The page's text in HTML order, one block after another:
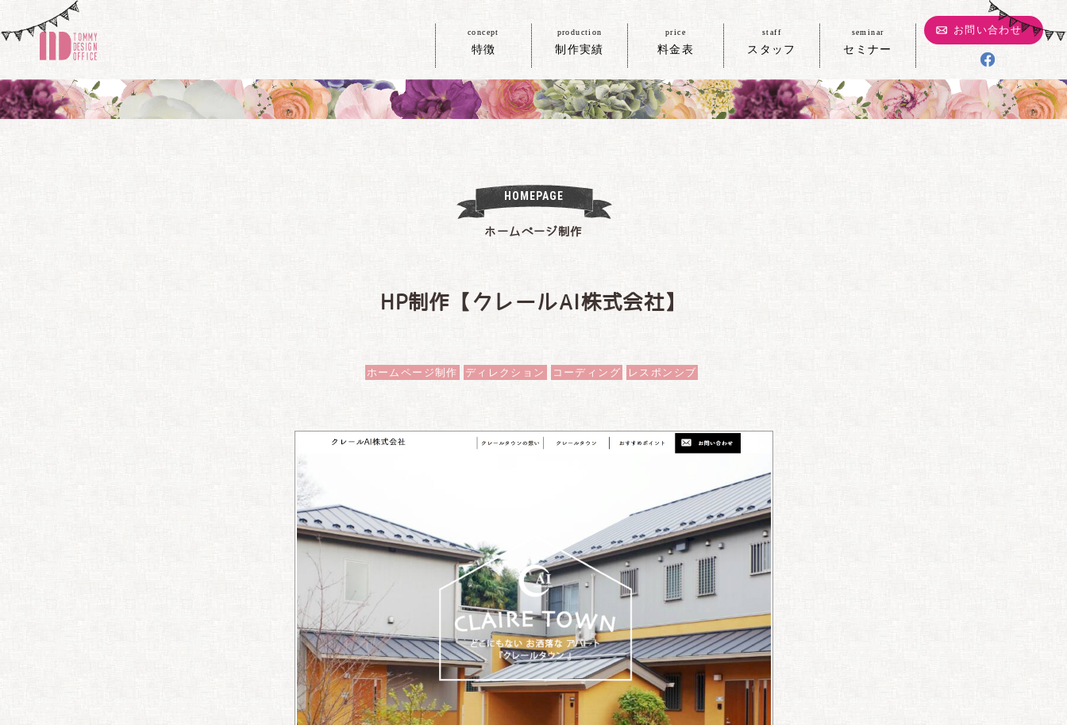
お問い合わせ
concept
特徴
production
制作実績
price
料金表
staff
スタッフ
seminar
セミナー
HOMEPAGE
ホームページ制作
HP制作【クレールAI株式会社】
ホームページ制作 ディレクション コーディング レスポンシブ